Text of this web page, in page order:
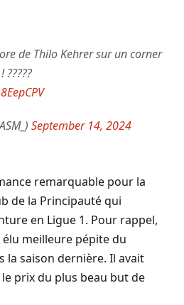
de Thilo Kehrer sur un corner
September 14, 2024
remarquable pour la
de la Principauté qui
en Ligue 1. Pour rappel,
élu meilleure pépite du
la saison dernière. Il avait
prix du plus beau but de